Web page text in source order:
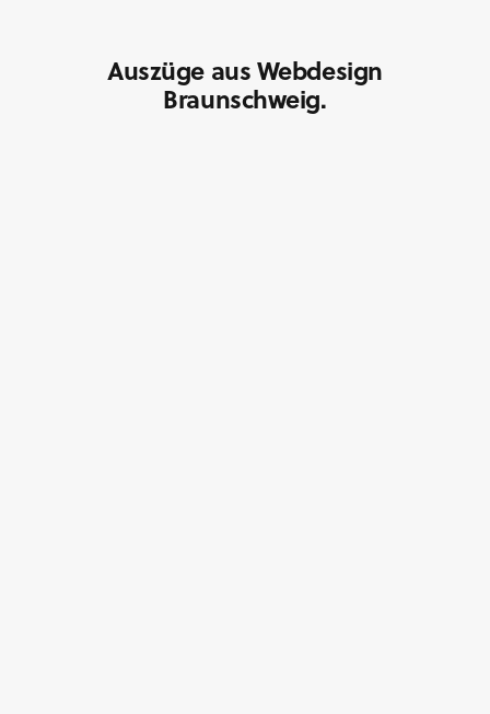
Auszüge aus Webdesign
Braunschweig.